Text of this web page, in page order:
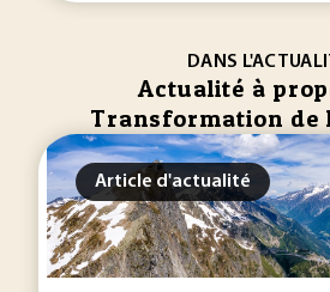
DANS
Actualité à
Transformation de
Article d'actualité